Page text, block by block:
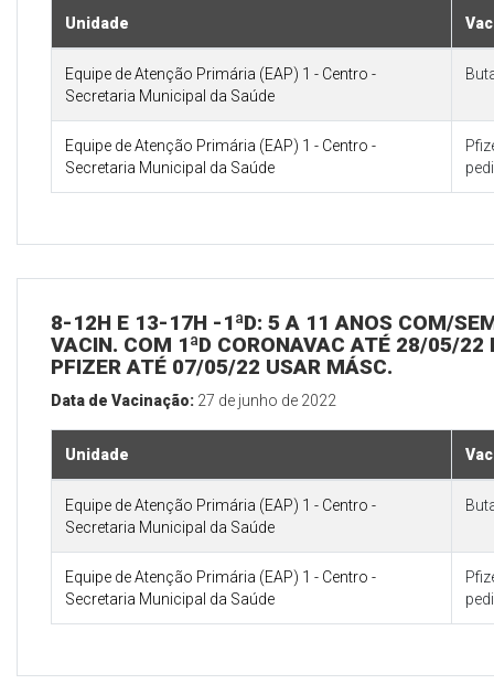
Unidade
Equipe de Atenção Primária (EAP) 1 - Centro -
Secretaria Municipal da Saúde
Equipe de Atenção Primária (EAP) 1 - Centro -
Secretaria Municipal da Saúde
8-12H E 13-17H -1ªD: 5 A 11 ANOS COM/
VACIN. COM 1ªD CORONAVAC ATÉ 28/05/22
PFIZER ATÉ 07/05/22 USAR MÁSC.
Data de Vacinação: 27 de junho de 2022
Unidade
Equipe de Atenção Primária (EAP) 1 - Centro -
Secretaria Municipal da Saúde
Equipe de Atenção Primária (EAP) 1 - Centro -
Secretaria Municipal da Saúde